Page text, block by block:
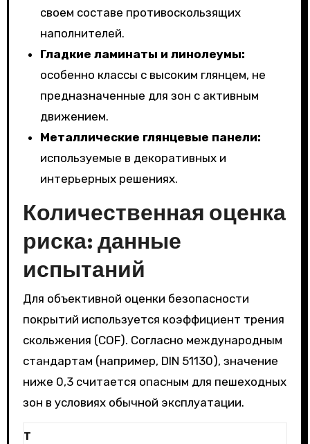
своем составе противоскользящих
наполнителей.
Гладкие ламинаты и линолеумы:
особенно классы с высоким глянцем, не
предназначенные для зон с активным
движением.
Металлические глянцевые панели:
используемые в декоративных и
интерьерных решениях.
Количественная оценка
риска: данные
испытаний
Для объективной оценки безопасности
покрытий используется коэффициент трения
скольжения (COF). Согласно международным
стандартам (например, DIN 51130), значение
ниже 0,3 считается опасным для пешеходных
зон в условиях обычной эксплуатации.
Т